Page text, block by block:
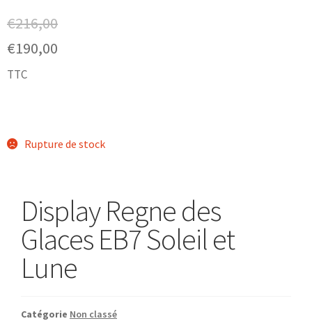
€216,00
€190,00
TTC
Rupture de stock
Display Regne des
Glaces EB7 Soleil et
Lune
Catégorie Non classé